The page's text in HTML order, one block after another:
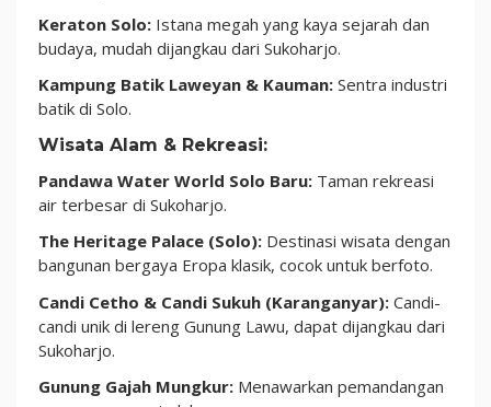
Keraton Solo: Istana megah yang kaya sejarah dan
budaya, mudah dijangkau dari Sukoharjo.
Kampung Batik Laweyan & Kauman: Sentra industri
batik di Solo.
Wisata Alam & Rekreasi:
Pandawa Water World Solo Baru: Taman rekreasi
air terbesar di Sukoharjo.
The Heritage Palace (Solo): Destinasi wisata dengan
bangunan bergaya Eropa klasik, cocok untuk berfoto.
Candi Cetho & Candi Sukuh (Karanganyar): Candi-
candi unik di lereng Gunung Lawu, dapat dijangkau dari
Sukoharjo.
Gunung Gajah Mungkur: Menawarkan pemandangan